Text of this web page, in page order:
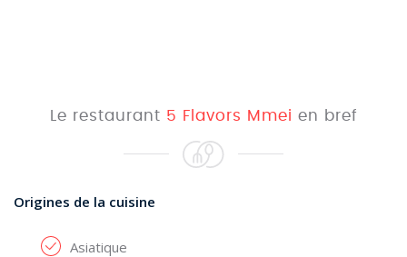
Le restaurant 5 Flavors Mmei en bref
Origines de la cuisine
Asiatique